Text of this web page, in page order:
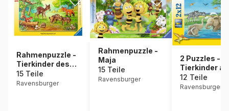
Rahmenpuzzle -
Tierkinder des
Waldes
15 Teile
Ravensburger
Rahmenpuzzle -
Maja
15 Teile
Ravensburger
2 Puzzles -
Tierkinder
Aller Welt
12 Teile
Ravensburger